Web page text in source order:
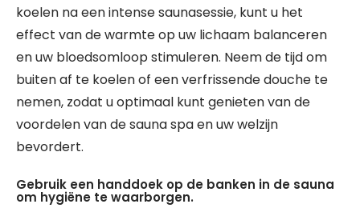
koelen na een intense saunasessie, kunt u het
effect van de warmte op uw lichaam balanceren
en uw bloedsomloop stimuleren. Neem de tijd om
buiten af te koelen of een verfrissende douche te
nemen, zodat u optimaal kunt genieten van de
voordelen van de sauna spa en uw welzijn
bevordert.
Gebruik een handdoek op de banken in de sauna
om hygiëne te waarborgen.